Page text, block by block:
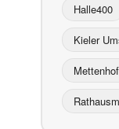
Halle400
Kieler
Mettenhof